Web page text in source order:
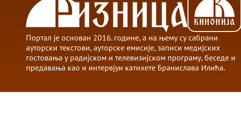
Портал је основан 2016. године, а на њему су сабрани
ауторски текстови, ауторске емисије, записи медијских
гостовања у радијском и телевизијском програму, беседе и
предавања као и интервјуи катихете Бранислава Илића.